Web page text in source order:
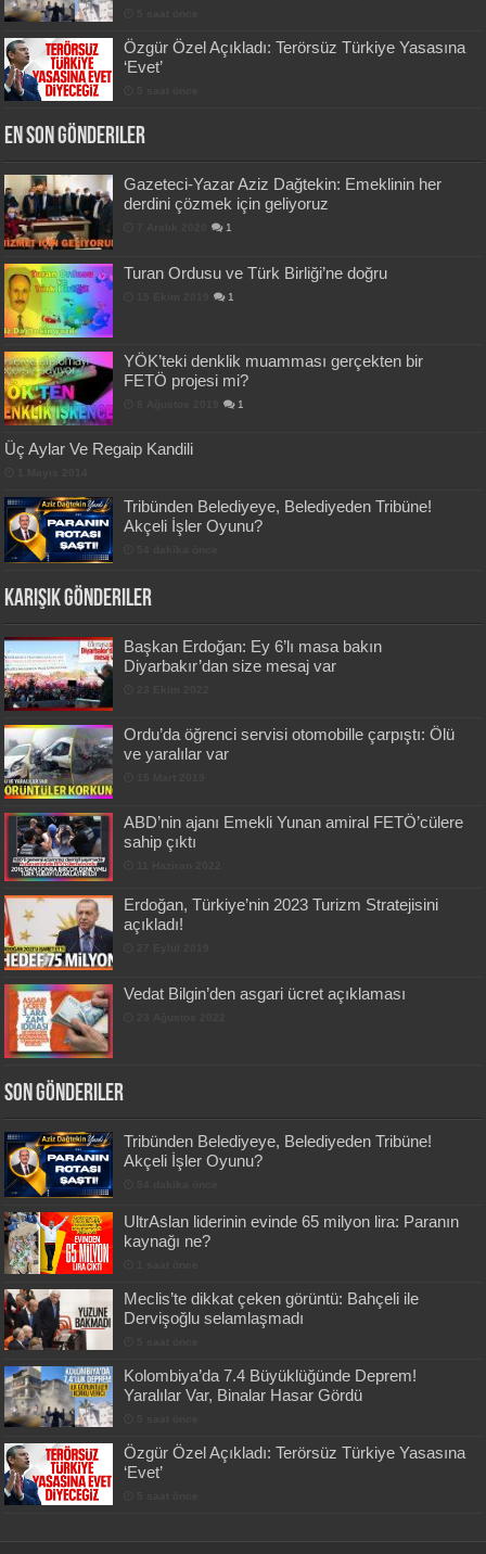
Özgür Özel Açıkladı: Terörsüz Türkiye Yasasına
‘Evet’
En Son Gönderiler
Gazeteci-Yazar Aziz Dağtekin: Emeklinin her
derdini çözmek için geliyoruz
1
Turan Ordusu ve Türk Birliği’ne doğru
1
YÖK’teki denklik muamması gerçekten bir
FETÖ projesi mi?
1
Üç Aylar Ve Regaip Kandili
Tribünden Belediyeye, Belediyeden Tribüne!
Akçeli İşler Oyunu?
Karışık Gönderiler
Başkan Erdoğan: Ey 6’lı masa bakın
Diyarbakır’dan size mesaj var
Ordu’da öğrenci servisi otomobille çarpıştı: Ölü
ve yaralılar var
ABD’nin ajanı Emekli Yunan amiral FETÖ’cülere
sahip çıktı
Erdoğan, Türkiye’nin 2023 Turizm Stratejisini
açıkladı!
Vedat Bilgin’den asgari ücret açıklaması
Son Gönderiler
Tribünden Belediyeye, Belediyeden Tribüne!
Akçeli İşler Oyunu?
UltrAslan liderinin evinde 65 milyon lira: Paranın
kaynağı ne?
Meclis’te dikkat çeken görüntü: Bahçeli ile
Dervişoğlu selamlaşmadı
Kolombiya’da 7.4 Büyüklüğünde Deprem!
Yaralılar Var, Binalar Hasar Gördü
Özgür Özel Açıkladı: Terörsüz Türkiye Yasasına
‘Evet’